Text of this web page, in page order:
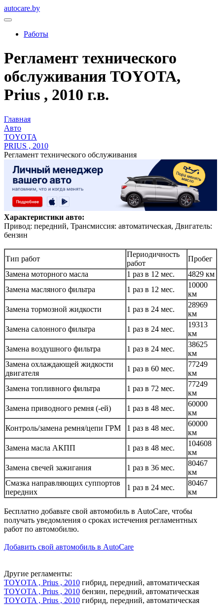
autocare.by
Работы
Регламент технического
обслуживания TOYOTA,
Prius , 2010 г.в.
Главная
Авто
TOYOTA
PRIUS , 2010
Регламент технического обслуживания
Характеристики авто:
Привод: передний, Трансмиссия: автоматическая, Двигатель:
бензин
Тип работ
Периодичность
работ
Пробег
Замена моторного масла
1 раз в 12 мес.
4829 км
Замена масляного фильтра
1 раз в 12 мес.
10000
км
Замена тормозной жидкости
1 раз в 24 мес.
28969
км
Замена салонного фильтра
1 раз в 24 мес.
19313
км
Замена воздушного фильтра
1 раз в 24 мес.
38625
км
Замена охлаждающей жидкости
двигателя
1 раз в 60 мес.
77249
км
Замена топливного фильтра
1 раз в 72 мес.
77249
км
Замена приводного ремня (-ей)
1 раз в 48 мес.
60000
км
Контроль/замена ремня/цепи ГРМ
1 раз в 48 мес.
60000
км
Замена масла АКПП
1 раз в 48 мес.
104608
км
Замена свечей зажигания
1 раз в 36 мес.
80467
км
Смазка направляющих суппортов
передних
1 раз в 24 мес.
80467
км
Бесплатно добавьте свой автомобиль в AutoCare, чтобы
получать уведомления о сроках истечения регламентных
работ по автомобилю.
Добавить свой автомобиль в AutoCare
Другие регламенты:
TOYOTA , Prius , 2010 гибрид, передний, автоматическая
TOYOTA , Prius , 2010 бензин, передний, автоматическая
TOYOTA , Prius , 2010 гибрид, передний, автоматическая